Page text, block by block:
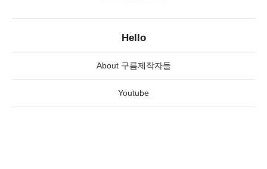
Hello
About 구름제작자들
Youtube